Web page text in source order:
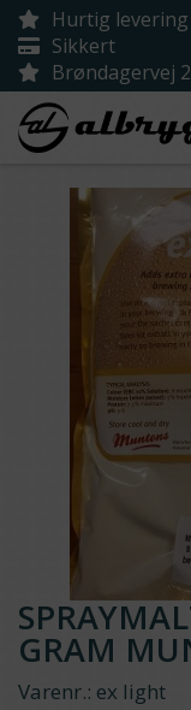
Hurtig levering
Sikkert
Brøndagervej
GRAM
Varenr.: ex light